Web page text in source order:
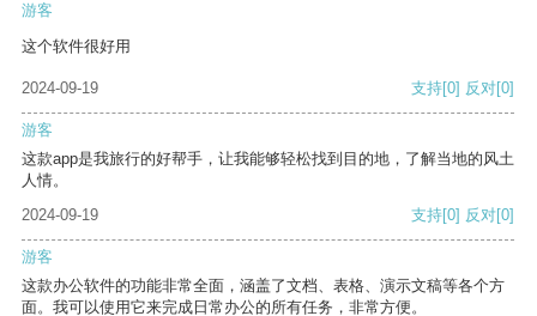
游客
这个软件很好用
2024-09-19 支持[0] 反对[0]
游客
这款app是我旅行的好帮手，让我能够轻松找到目的地，了解当地的风土
人情。
2024-09-19
支持[0] 反对[0]
游客
这款办公软件的功能非常全面，涵盖了文档、表格、演示文稿等各个方
面。我可以使用它来完成日常办公的所有任务，非常方便。